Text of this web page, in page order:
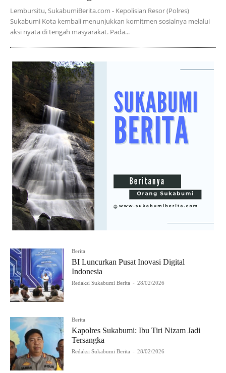
Lembursitu, SukabumiBerita.com - Kepolisian Resor (Polres)
Sukabumi Kota kembali menunjukkan komitmen sosialnya melalui
aksi nyata di tengah masyarakat. Pada...
Berita
BI Luncurkan Pusat Inovasi Digital
Indonesia
Redaksi Sukabumi Berita - 28/02/2026
Berita
Kapolres Sukabumi: Ibu Tiri Nizam Jadi
Tersangka
Redaksi Sukabumi Berita - 28/02/2026